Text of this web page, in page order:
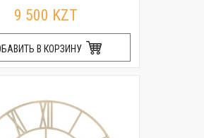
9 500 KZT
В КОРЗИНУ